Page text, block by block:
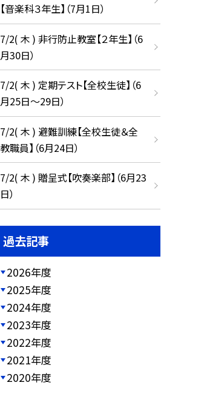
【音楽科３年生】（7月1日）
7/2( 木 ) 非行防止教室【２年生】（6
月30日）
7/2( 木 ) 定期テスト【全校生徒】（6
月25日〜29日）
7/2( 木 ) 避難訓練【全校生徒＆全
教職員】（6月24日）
7/2( 木 ) 贈呈式【吹奏楽部】（6月23
日）
過去記事
2026年度
2025年度
2024年度
2023年度
2022年度
2021年度
2020年度